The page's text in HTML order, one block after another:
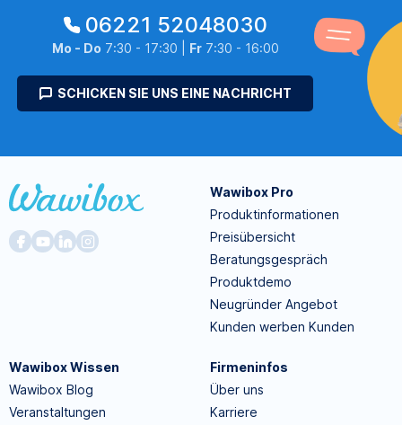
06221 52048030
Mo - Do 7:30 - 17:30 | Fr7:30 - 16:00
SCHICKEN SIE UNS EINE NACHRICHT
Wawibox Pro
Produktinformationen
Preisübersicht
Beratungsgespräch
Produktdemo
Neugründer Angebot
Kunden werben Kunden
Wawibox Wissen
Wawibox Blog
Veranstaltungen
Firmeninfos
Über uns
Karriere